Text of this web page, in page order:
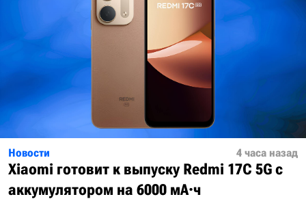
Новости 4 часа назад
Xiaomi готовит к выпуску Redmi 17C 5G с
аккумулятором на 6000 мА·ч